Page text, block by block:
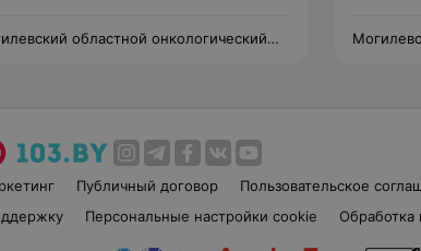
областной онкологический
Публичный договор Пользовательское
Персональные настройки cookie Обработка